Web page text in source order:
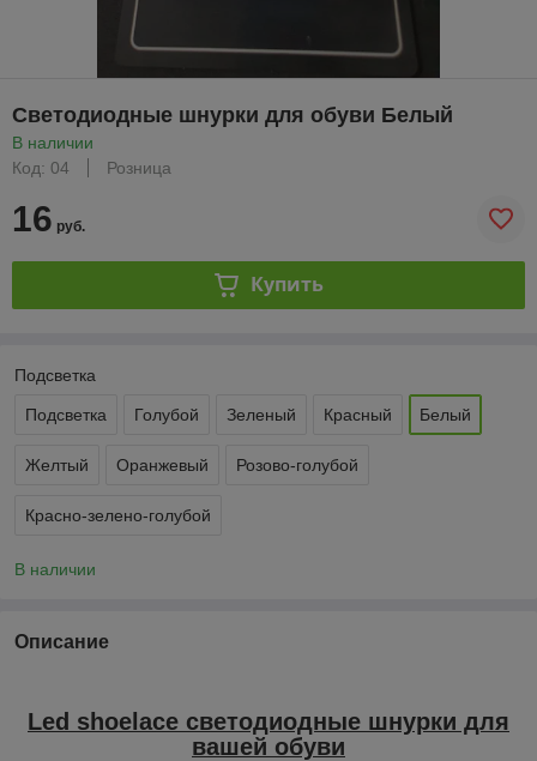
Светодиодные шнурки для обуви Белый
В наличии
Код: 04
Розница
16 руб.
Купить
Подсветка
Подсветка Голубой Зеленый Красный Белый
Желтый Оранжевый Розово-голубой
Красно-зелено-голубой
В наличии
Описание
Led shoelace светодиодные шнурки для
вашей обуви